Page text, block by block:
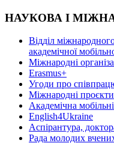
НАУКОВА І
Відділ
академічної
Міжнародні
Erasmus+
Угоди про
Міжнародні проєкти
Академічна
English4Ukraine
Аспірантура,
Рада молодих